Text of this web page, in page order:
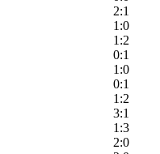
2:1
1:0
1:2
0:1
1:0
0:1
1:2
3:1
1:3
2:0